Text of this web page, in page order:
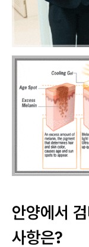
안양에서
사항은?